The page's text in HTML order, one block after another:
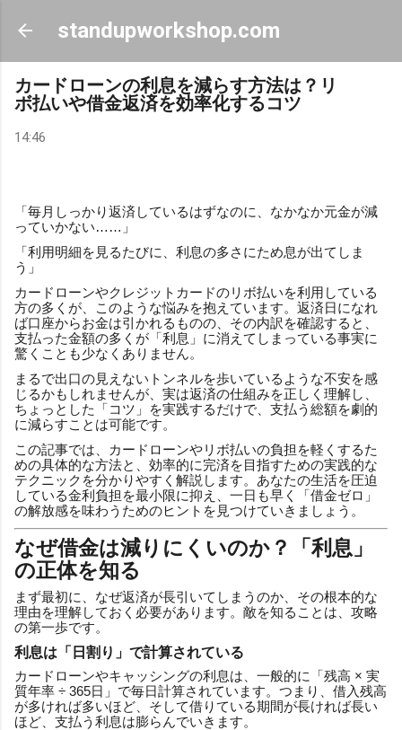
スキップしてメイン コンテンツに移動
standupworkshop.com
カードローンの利息を減らす方法は？リ
ボ払いや借金返済を効率化するコツ
14:46
「毎月しっかり返済しているはずなのに、なかなか元金が減
っていかない……」
「利用明細を見るたびに、利息の多さにため息が出てしま
う」
カードローンやクレジットカードのリボ払いを利用している
方の多くが、このような悩みを抱えています。返済日になれ
ば口座からお金は引かれるものの、その内訳を確認すると、
支払った金額の多くが「利息」に消えてしまっている事実に
驚くことも少なくありません。
まるで出口の見えないトンネルを歩いているような不安を感
じるかもしれませんが、実は返済の仕組みを正しく理解し、
ちょっとした「コツ」を実践するだけで、支払う総額を劇的
に減らすことは可能です。
この記事では、カードローンやリボ払いの負担を軽くするた
めの具体的な方法と、効率的に完済を目指すための実践的な
テクニックを分かりやすく解説します。あなたの生活を圧迫
している金利負担を最小限に抑え、一日も早く「借金ゼロ」
の解放感を味わうためのヒントを見つけていきましょう。
なぜ借金は減りにくいのか？「利息」
の正体を知る
まず最初に、なぜ返済が長引いてしまうのか、その根本的な
理由を理解しておく必要があります。敵を知ることは、攻略
の第一歩です。
利息は「日割り」で計算されている
カードローンやキャッシングの利息は、一般的に「残高 × 実
質年率 ÷ 365日」で毎日計算されています。つまり、借入残高
が多ければ多いほど、そして借りている期間が長ければ長い
ほど、支払う利息は膨らんでいきます。